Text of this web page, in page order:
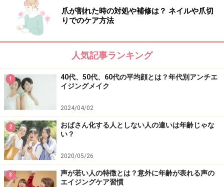
爪が割れた時の対処や補修は？ ネイルや爪切
りでのケア方法
人気記事ランキング
1
40代、50代、60代の平均顔とは？年代別アンチエ
イジングメイク
2024/04/02
2
おばさん化する人としない人の違いは年齢じゃな
い？
2020/05/26
3
声が若い人の特徴とは？意外に年齢が表れる声の
エイジングケア習慣